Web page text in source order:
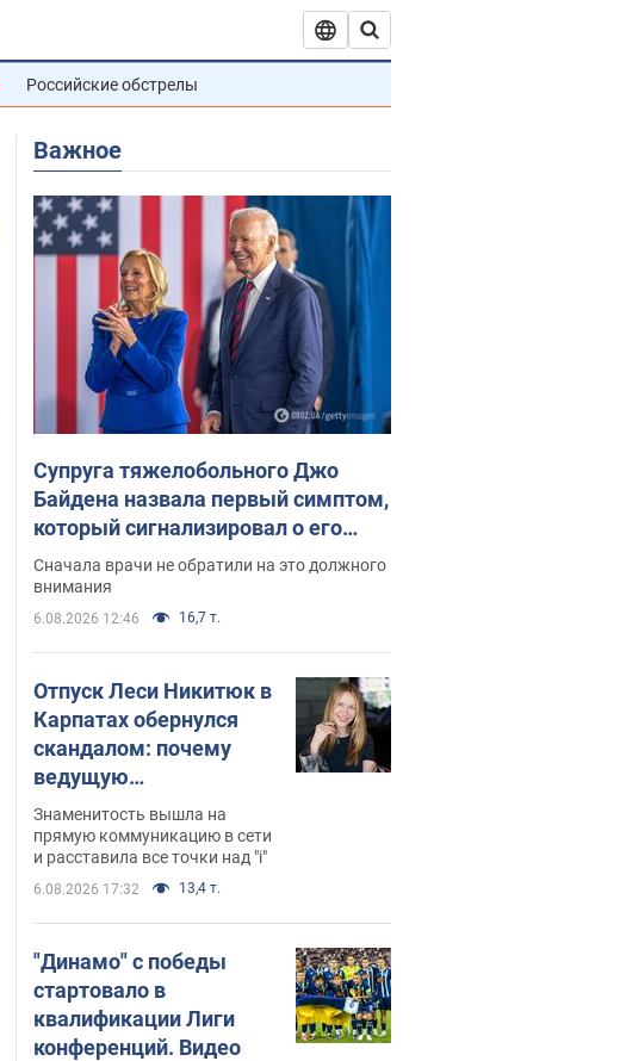
Российские обстрелы
Важное
Супруга тяжелобольного Джо
Байдена назвала первый симптом,
который сигнализировал о его
"агрессивном" раке
Сначала врачи не обратили на это должного
внимания
6.08.2026 12:46 16,7 т.
Отпуск Леси Никитюк в
Карпатах обернулся
скандалом: почему
ведущую
несправедливо
захейтили
Знаменитость вышла на
прямую коммуникацию в сети
и расставила все точки над "i"
6.08.2026 17:32 13,4 т.
"Динамо" с победы
стартовало в
квалификации Лиги
конференций. Видео